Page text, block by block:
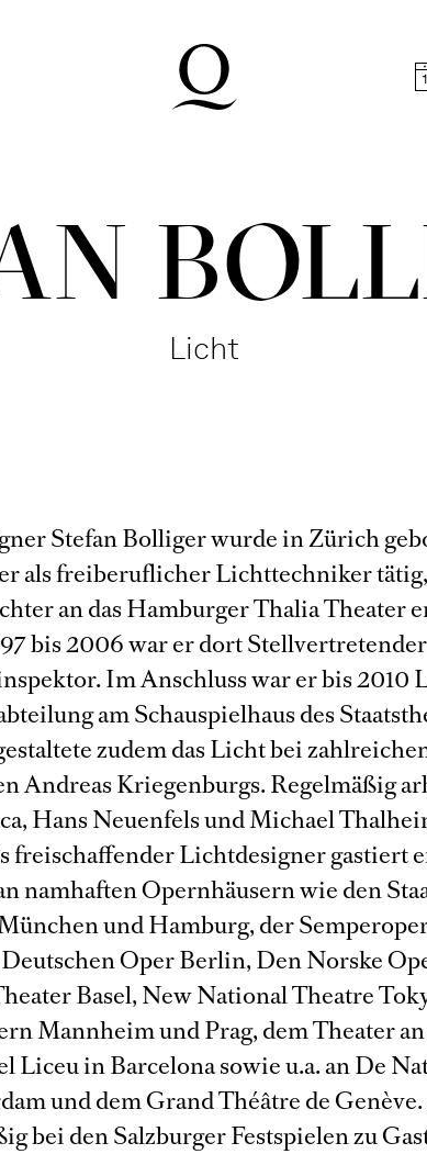
Licht
Stefan Bolliger wurde in Zürich
als freiberuflicher Lichttechniker
an das Hamburger Thalia Theater
bis 2006 war er dort Stellvertretender
Im Anschluss war er bis 2010
am Schauspielhaus des
zudem das Licht bei
Andreas Kriegenburgs. Regelmäßig
Hans Neuenfels und Michael
freischaffender Lichtdesigner gastiert
namhaften Opernhäusern wie den
und Hamburg, der
Oper Berlin, Den Norske
Basel, New National Theatre
Mannheim und Prag, dem Theater
Liceu in Barcelona sowie u.a. an De
und dem Grand Théâtre de
bei den Salzburger Festspielen zu